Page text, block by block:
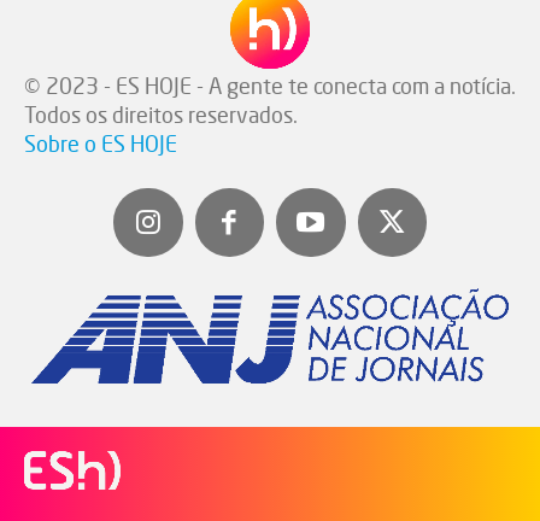
© 2023 - ES HOJE - A gente te conecta com a notícia.
Todos os direitos reservados.
Sobre o ES HOJE